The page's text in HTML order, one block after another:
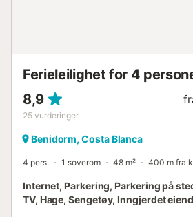
Ferieleilighet for 4
8,9
25 vurderinger
Benidorm, Costa Blanca
4 pers. 1 soverom 48 m² 400 m fra
Internet, Parkering, Parkering på
TV, Hage, Sengetøy, Inngjerdet